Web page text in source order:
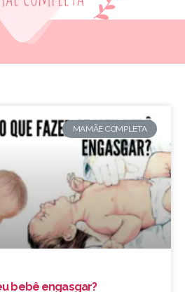
MAMÃE COMPLETA
bebê engasgar?